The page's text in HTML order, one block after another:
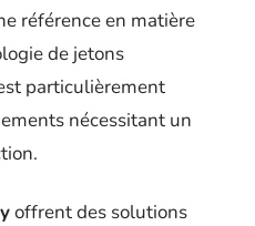
référence en matière
de jetons
particulièrement
nécessitant un
offrent des solutions